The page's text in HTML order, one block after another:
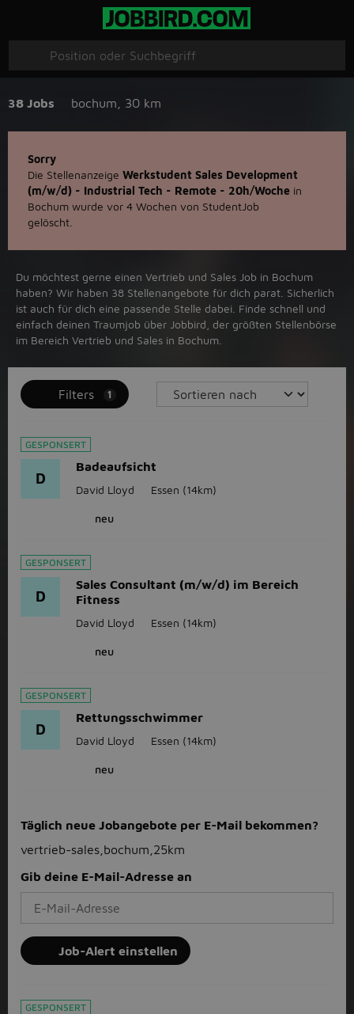
38 Jobs bochum 30 km
Sorry
Die Stellenanzeige Werkstudent Sales Development
(m/w/d) - Industrial Tech - Remote - 20h/Woche in
Bochum wurde vor 4 Wochen von StudentJob
gelöscht.
Du möchtest gerne einen Vertrieb und Sales Job in ‪Bochum‬
haben? Wir haben ‪38‬ Stellenangebote für dich parat. Sicherlich
ist auch für dich eine passende Stelle dabei. Finde schnell und
einfach deinen Traumjob über ‪Jobbird‬, der größten Stellenbörse
im Bereich Vertrieb und Sales in ‪Bochum‬.
Filters 1
GESPONSERT
D
Badeaufsicht
David Lloyd Essen (14km)
neu
GESPONSERT
D
Sales Consultant (m/w/d) im Bereich
Fitness
David Lloyd Essen (14km)
neu
GESPONSERT
D
Rettungsschwimmer
David Lloyd Essen (14km)
neu
Täglich neue Jobangebote per E-Mail bekommen?
vertrieb-sales,bochum,25km
Gib deine E-Mail-Adresse an
Job-Alert einstellen
GESPONSERT